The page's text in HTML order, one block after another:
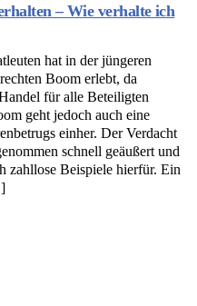
– Wie verhalte ich
hat in der jüngeren
Boom erlebt, da
für alle Beteiligten
geht jedoch auch eine
einher. Der Verdacht
schnell geäußert und
zahllose Beispiele hierfür. Ein